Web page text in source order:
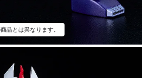
品とは異なります。